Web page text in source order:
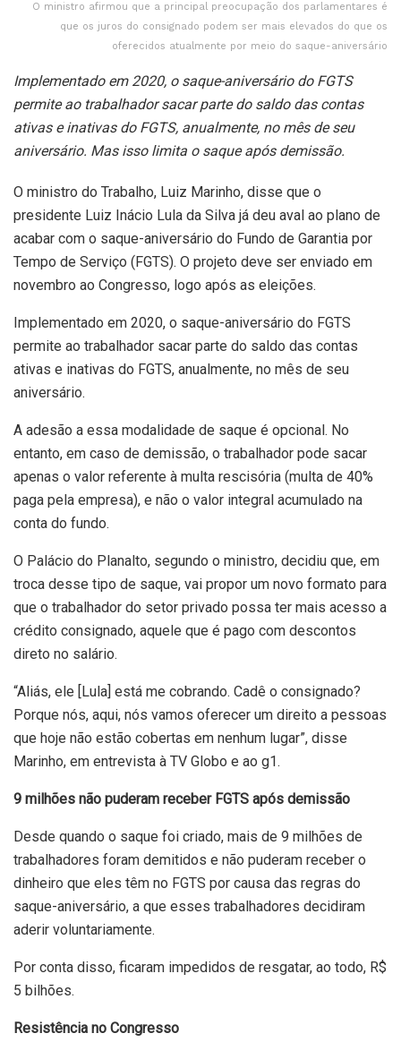
O ministro afirmou que a principal preocupação dos parlamentares é
que os juros do consignado podem ser mais elevados do que os
oferecidos atualmente por meio do saque-aniversário
Implementado em 2020, o saque-aniversário do FGTS
permite ao trabalhador sacar parte do saldo das contas
ativas e inativas do FGTS, anualmente, no mês de seu
aniversário. Mas isso limita o saque após demissão.
O ministro do Trabalho, Luiz Marinho, disse que o
presidente Luiz Inácio Lula da Silva já deu aval ao plano de
acabar com o saque-aniversário do Fundo de Garantia por
Tempo de Serviço (FGTS). O projeto deve ser enviado em
novembro ao Congresso, logo após as eleições.
Implementado em 2020, o saque-aniversário do FGTS
permite ao trabalhador sacar parte do saldo das contas
ativas e inativas do FGTS, anualmente, no mês de seu
aniversário.
A adesão a essa modalidade de saque é opcional. No
entanto, em caso de demissão, o trabalhador pode sacar
apenas o valor referente à multa rescisória (multa de 40%
paga pela empresa), e não o valor integral acumulado na
conta do fundo.
O Palácio do Planalto, segundo o ministro, decidiu que, em
troca desse tipo de saque, vai propor um novo formato para
que o trabalhador do setor privado possa ter mais acesso a
crédito consignado, aquele que é pago com descontos
direto no salário.
“Aliás, ele [Lula] está me cobrando. Cadê o consignado?
Porque nós, aqui, nós vamos oferecer um direito a pessoas
que hoje não estão cobertas em nenhum lugar”, disse
Marinho, em entrevista à TV Globo e ao g1.
9 milhões não puderam receber FGTS após demissão
Desde quando o saque foi criado, mais de 9 milhões de
trabalhadores foram demitidos e não puderam receber o
dinheiro que eles têm no FGTS por causa das regras do
saque-aniversário, a que esses trabalhadores decidiram
aderir voluntariamente.
Por conta disso, ficaram impedidos de resgatar, ao todo, R$
5 bilhões.
Resistência no Congresso